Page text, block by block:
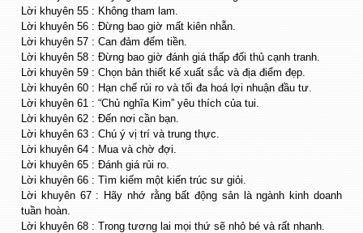
Lời khuyên 55 : Không tham lam.
Lời khuyên 56 : Đừng bao giờ mất kiên nhẫn.
Lời khuyên 57 : Can đảm đếm tiền.
Lời khuyên 58 : Đừng bao giờ đánh giá thấp đối thủ cạnh tranh.
Lời khuyên 59 : Chọn bản thiết kế xuất sắc và địa điểm đẹp.
Lời khuyên 60 : Hạn chế rủi ro và tối đa hoá lợi nhuận đầu tư.
Lời khuyên 61 : “Chủ nghĩa Kim” yêu thích của tui.
Lời khuyên 62 : Đến nơi cần bạn.
Lời khuyên 63 : Chú ý vị trí và trung thực.
Lời khuyên 64 : Mua và chờ đợi.
Lời khuyên 65 : Đánh giá rủi ro.
Lời khuyên 66 : Tìm kiếm một kiến trúc sư giỏi.
Lời khuyên 67 : Hãy nhớ rằng bất động sản là ngành kinh doanh
tuần hoàn.
Lời khuyên 68 : Trong tương lai mọi thứ sẽ nhỏ bé và rất nhanh.